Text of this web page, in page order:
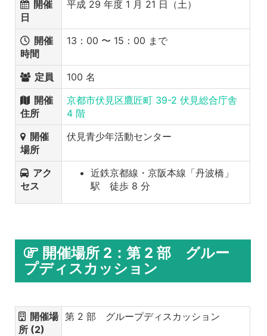
開催
日
平成 29 年度 1 月 21 日（土）
開催
時間
13：00 〜 15：00 まで
定員
100 名
開催
住所
京都市伏見区鷹匠町 39-2 伏見総合庁舎
4 階
開催
場所
伏見青少年活動センター
アク
セス
近鉄京都線・京阪本線「丹波橋」
駅 徒歩 8 分
開催場所 2：第 2 部 グルー
プディスカッション
開催場
所 (2)
第 2 部 グループディスカッション